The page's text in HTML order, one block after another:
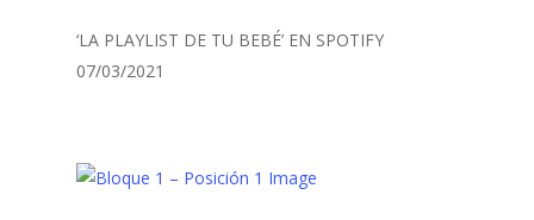
‘LA PLAYLIST DE TU BEBÉ’ EN SPOTIFY
07/03/2021